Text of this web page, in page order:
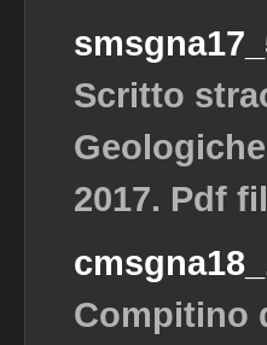
Scritto
2017. Pdf
Compitino